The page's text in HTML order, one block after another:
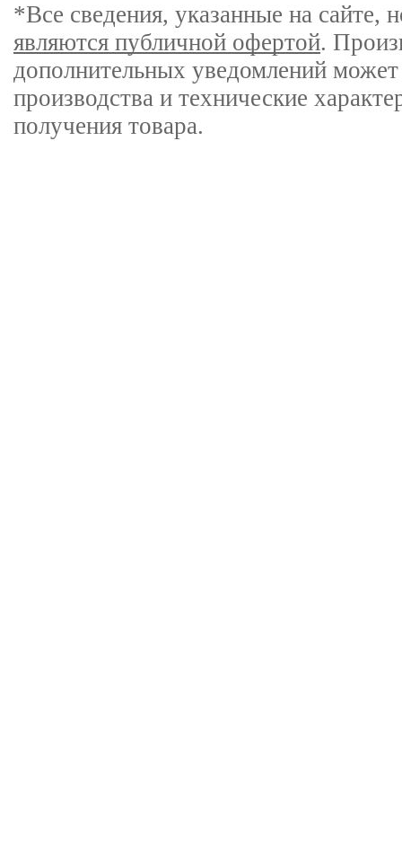
*Все сведения, указанные на
являются публичной офертой.
дополнительных уведомлений
производства и технические
получения товара.